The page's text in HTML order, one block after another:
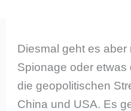
Diesmal geht es
Spionage oder etwas
die geopolitischen
China und USA. Es